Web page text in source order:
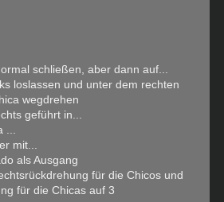
schließen, aber dann auf...
loslassen und unter dem rechten
wegdrehen
geführt in...
...
mit...
als Ausgang
für die Chicos und
für die Chicas auf 3